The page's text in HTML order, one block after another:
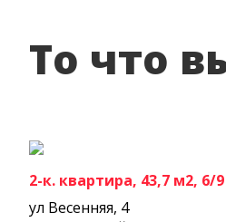
То что
2-к. квартира, 43,7 м2, 6/9
ул Весенняя, 4